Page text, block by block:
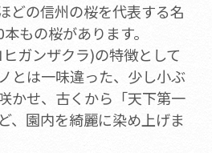
どの信州の桜を代表する名
もの桜があります。
ガンザクラ)の特徴として
とは一味違った、少し小ぶ
かせ、古くから「天下第一
、園内を綺麗に染め上げま